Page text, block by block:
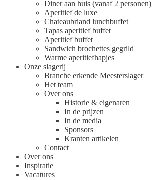
Diner aan huis (vanaf 2 personen)
Aperitief de luxe
Chateaubriand lunchbuffet
Tapas aperitief buffet
Aperitief buffet
Sandwich brochettes gegrild
Warme aperitiefhapjes
Onze slagerij
Branche erkende Meesterslager
Het team
Over ons
Historie & eigenaren
In de prijzen
In de media
Sponsors
Kranten artikelen
Contact
Over ons
Inspiratie
Vacatures